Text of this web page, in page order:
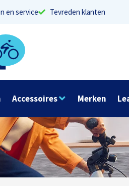
en service Tevreden klanten
Accessoires Merken